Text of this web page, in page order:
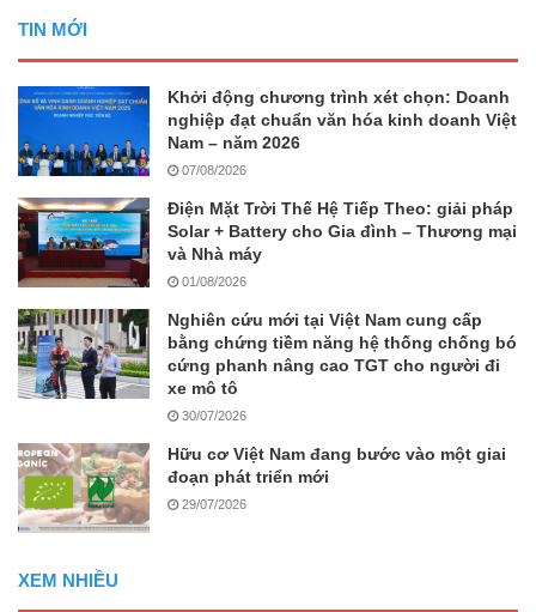
TIN MỚI
Khởi động chương trình xét chọn: Doanh
nghiệp đạt chuẩn văn hóa kinh doanh Việt
Nam – năm 2026
07/08/2026
Điện Mặt Trời Thế Hệ Tiếp Theo: giải pháp
Solar + Battery cho Gia đình – Thương mại
và Nhà máy
01/08/2026
Nghiên cứu mới tại Việt Nam cung cấp
bằng chứng tiềm năng hệ thống chống bó
cứng phanh nâng cao TGT cho người đi
xe mô tô
30/07/2026
Hữu cơ Việt Nam đang bước vào một giai
đoạn phát triển mới
29/07/2026
XEM NHIỀU